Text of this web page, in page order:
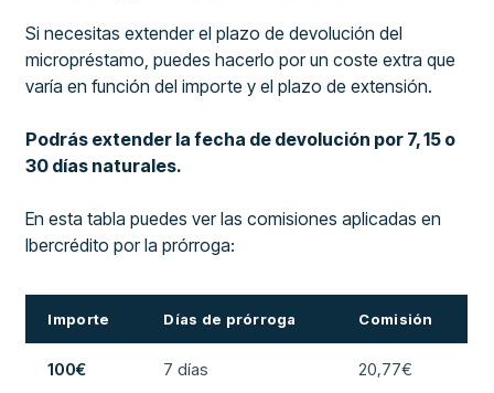
Si necesitas extender el plazo de devolución del
micropréstamo, puedes hacerlo por un coste extra que
varía en función del importe y el plazo de extensión.
Podrás extender la fecha de devolución por 7, 15 o
30 días naturales.
En esta tabla puedes ver las comisiones aplicadas en
Ibercrédito por la prórroga:
Importe Días de prórroga Comisión
100€ 7 días 20,77€